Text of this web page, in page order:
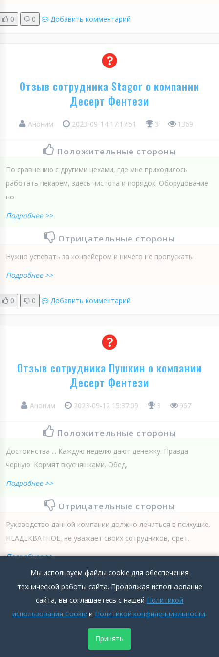
0 0 Добавить комментарий
Отзыв сотрудника Stagor о компании
Десерт Фентези
Аноним 2023-09-14 17:17:51 3 1369
Положительные стороны
По сравнению с другими цехами, где мне приходилось
работать пекарем, здесь чистота и порядок. Оборудование
но
Подробнее >>
Отрицательные стороны
Нужно успевать за конвейером и ничего не пропускать
Подробнее >>
0 0 Добавить комментарий
Отзыв сотрудника Пушкин о компании
Десерт Фентези
Аноним 2023-09-12 15:37:09 3 967
Положительные стороны
Достоинства ... Каждую неделю дают денежку. Правда
черную. Кормят вкусняшками. Обед.
Подробнее >>
Отрицательные стороны
Руководство данной компании должно лечиться в психушке.
НЕАДЕКВАТНОЕ, не уважает своих сотрудников, орёт.
Подробнее >>
Добавить комментарий
Отзыв сотрудника Пекарь о компании
Мы используем файлы cookie для обеспечения
технической работы сайта. Продолжая использование
сайта, вы соглашаетесь с нашей Политикой
использования Cookie и Политикой конфиденциальности.
Принять